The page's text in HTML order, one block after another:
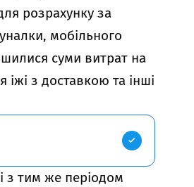
розрахунку за
мобільного
суми витрат на
іжі з доставкою та інші
з тим же періодом